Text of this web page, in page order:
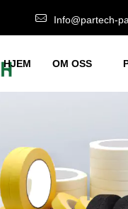
Info@partech-
HJEM OM OSS